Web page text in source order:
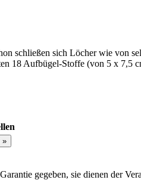
schließen sich Löcher wie von
18 Aufbügel-Stoffe (von 5 x 7,5
Garantie gegeben, sie dienen der